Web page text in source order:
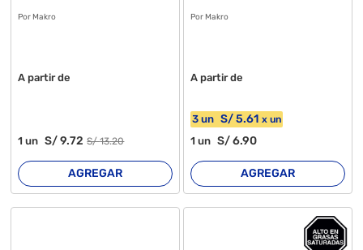
Por Makro
A partir de
1un S/9.72 S/13.20
AGREGAR
Por Makro
A partir de
3 un S/5.61 x un
1 un S/6.90
AGREGAR